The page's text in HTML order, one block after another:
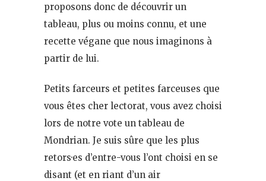
proposons donc de découvrir un
tableau, plus ou moins connu, et une
recette végane que nous imaginons à
partir de lui.
Petits farceurs et petites farceuses que
vous êtes cher lectorat, vous avez choisi
lors de notre vote un tableau de
Mondrian. Je suis sûre que les plus
retors·es d’entre-vous l’ont choisi en se
disant (et en riant d’un air